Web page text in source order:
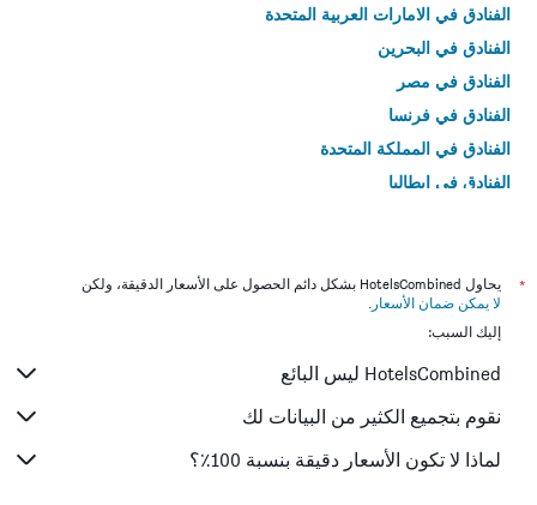
الفنادق في الامارات العربية المتحدة
الفنادق في البحرين
الفنادق في مصر
الفنادق في فرنسا
الفنادق في المملكة المتحدة
الفنادق في إيطاليا
*
يحاول HotelsCombined بشكل دائم الحصول على الأسعار الدقيقة، ولكن
لا يمكن ضمان الأسعار .
إليك السبب:
HotelsCombined ليس البائع
نقوم بتجميع الكثير من البيانات لك
لماذا لا تكون الأسعار دقيقة بنسبة 100٪؟